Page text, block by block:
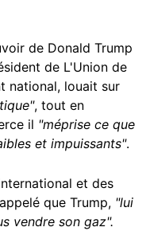
de Donald Trump
de L'Union de
national, louait sur
, tout en
il "méprise ce que
et impuissants".
et des
que Trump, "lui
vendre son gaz".